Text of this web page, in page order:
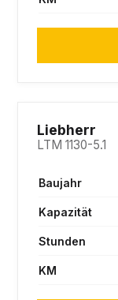
Liebherr
LTM 1130-5.1
Baujahr
Kapazität
Stunden
KM